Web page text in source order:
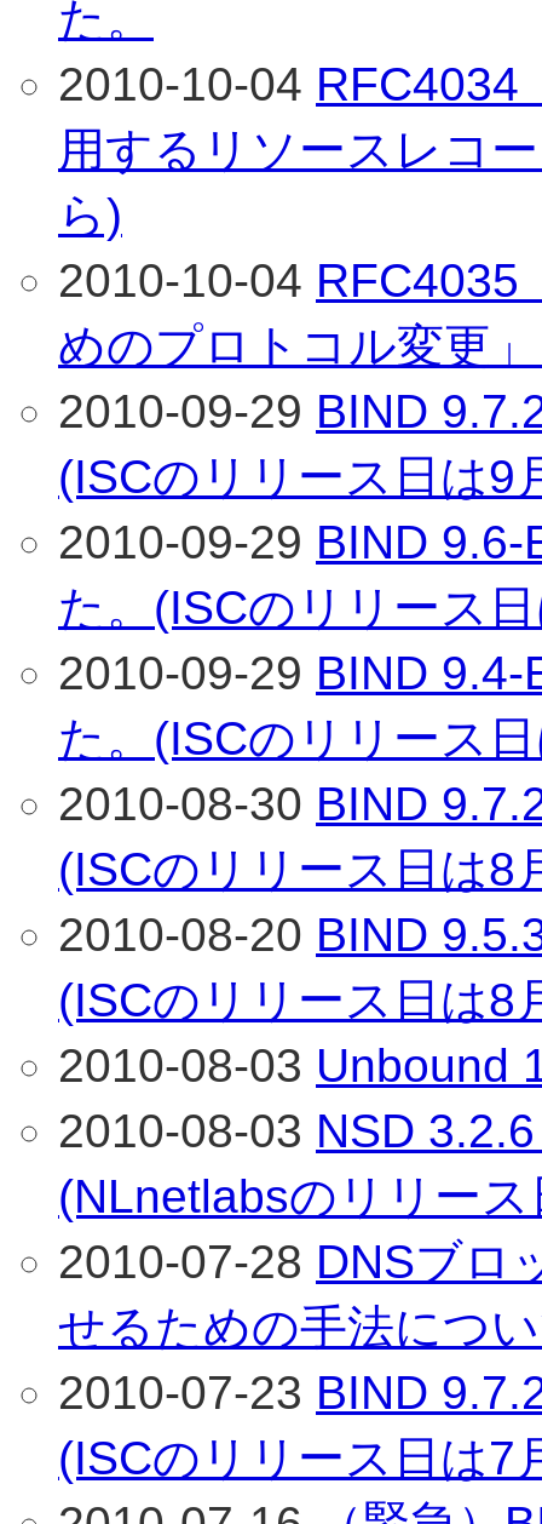
た。
2010-10-04 RFC4034
用するリソースレコ
ら)
2010-10-04 RFC4035
めのプロトコル変更
2010-09-29 BIND
(ISCのリリース日は9
2010-09-29 BIND
た。(ISCのリリース
2010-09-29 BIND
た。(ISCのリリース
2010-08-30 BIND
(ISCのリリース日は8
2010-08-20 BIND
(ISCのリリース日は8
2010-08-03 Unbound
2010-08-03 NSD
(NLnetlabsのリリー
2010-07-28 DNSブロ
せるための手法につ
2010-07-23 BIND
(ISCのリリース日は7